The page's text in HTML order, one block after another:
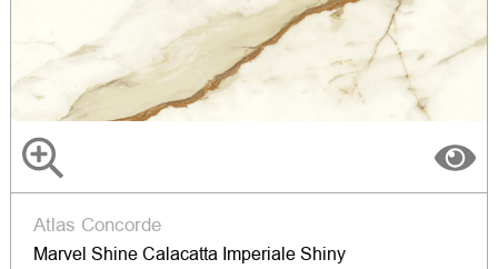
Atlas Concorde
Marvel Shine Calacatta Imperiale Shiny